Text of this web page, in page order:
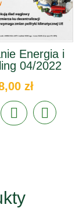
Energia i
04/2022
zł